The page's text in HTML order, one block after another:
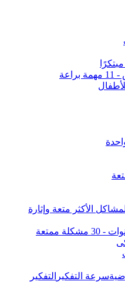
5 سنوات هي المشاكل الأكثر متعة وإثارة
سرعة التفكير التفكير